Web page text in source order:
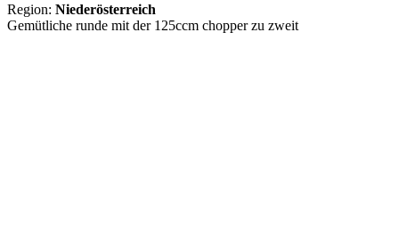
Region: Niederösterreich
Gemütliche runde mit der 125ccm chopper zu zweit